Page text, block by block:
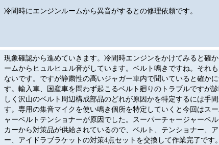
冷間時にエンジンルームから異音がするとの修理依頼です。
現象確認から進めていきます。冷間時エンジンをかけてみると確
ームからヒュルヒュル音がしています。ベルト鳴きですね。それ
ないです。ですが静粛性の高いジャガー車内で聞いていると確か
す。輸入車、国産車を問わず起こるベルト廻りのトラブルですが
しく沢山のベルト周辺構成部品のどれが原因かを特定するには手
す。専用の集音マイクを使い鳴き個所を特定していくと今回はス
ャーベルトテンショナーが原因でした。スーパーチャージャーベ
カーから対策品が供給されているので、ベルト、テンショナー、
ー、アイドラブラケットの対策4点セットを交換して作業完了です